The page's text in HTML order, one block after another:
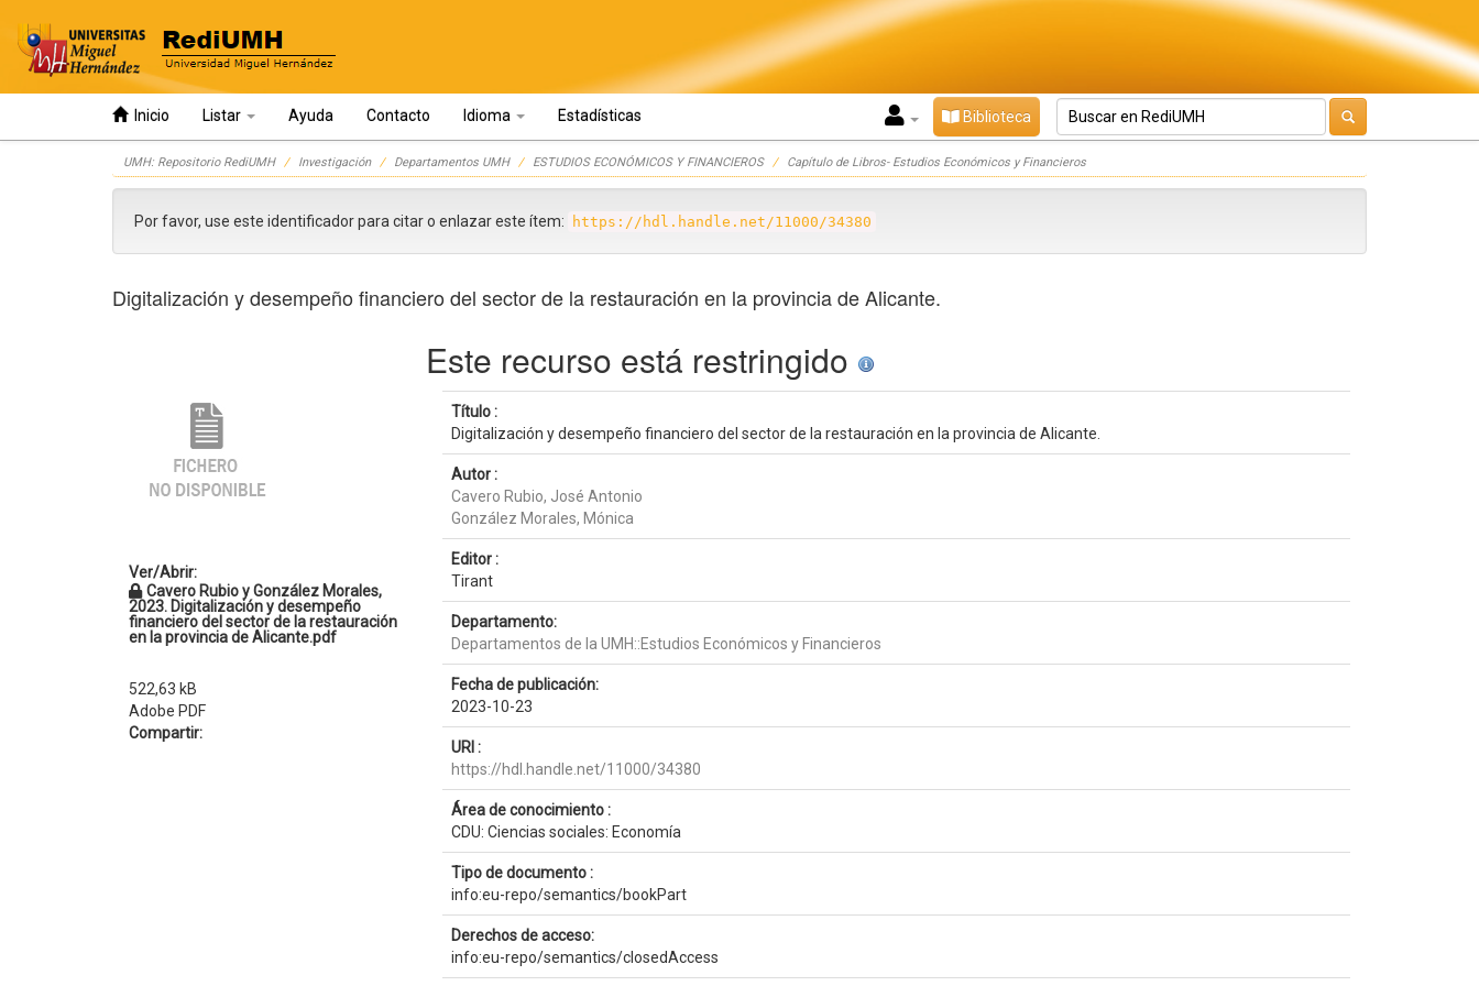
Inicio Listar Ayuda Contacto Idioma Estadísticas Biblioteca
UMH: Repositorio RediUMH Investigación Departamentos UMH ESTUDIOS ECONÓMICOS Y FINANCIEROS Capítulo de Libros- Estudios Económicos y Financieros
Por favor, use este identificador para citar o enlazar este ítem: https://hdl.handle.net/11000/34380
Digitalización y desempeño financiero del sector de la restauración en la provincia de Alicante.
Ver/Abrir:
Cavero Rubio y González Morales,
2023. Digitalización y desempeño
financiero del sector de la restauración
en la provincia de Alicante.pdf
522,63 kB
Adobe PDF
Compartir:
Este recurso está restringido
Título :
Digitalización y desempeño financiero del sector de la restauración en la provincia de Alicante.
Autor :
Cavero Rubio, José Antonio
González Morales, Mónica
Editor :
Tirant
Departamento:
Departamentos de la UMH::Estudios Económicos y Financieros
Fecha de publicación:
2023-10-23
URI :
https://hdl.handle.net/11000/34380
Área de conocimiento :
CDU: Ciencias sociales: Economía
Tipo de documento :
info:eu-repo/semantics/bookPart
Derechos de acceso:
info:eu-repo/semantics/closedAccess